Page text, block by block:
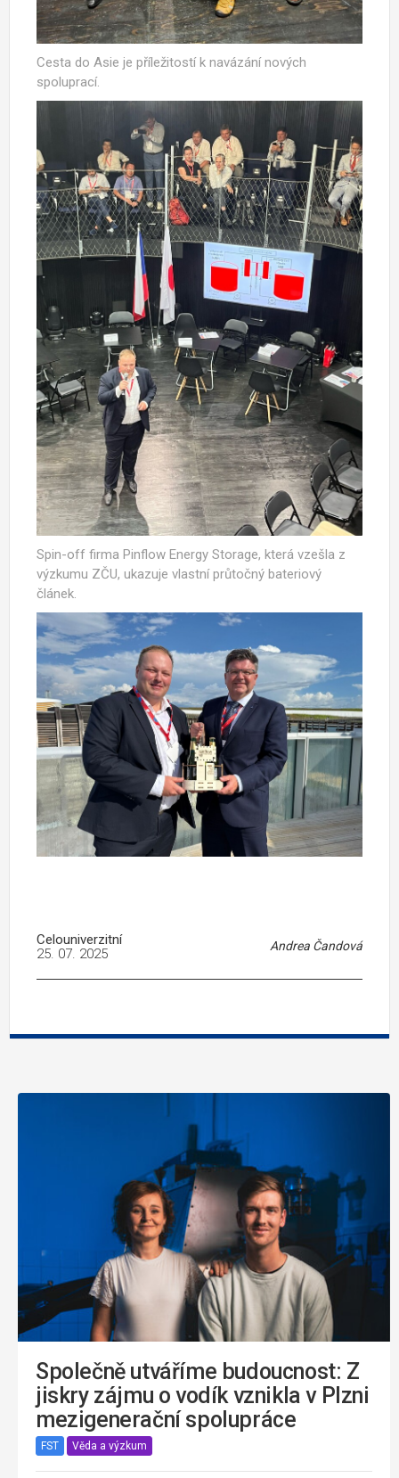
Cesta do Asie je příležitostí k navázání nových
spoluprací.
Spin-off firma Pinflow Energy Storage, která vzešla z
výzkumu ZČU, ukazuje vlastní průtočný bateriový
článek.
Celouniverzitní Andrea Čandová
25. 07. 2025
Společně utváříme budoucnost: Z
jiskry zájmu o vodík vznikla v Plzni
mezigenerační spolupráce
FST Věda a výzkum